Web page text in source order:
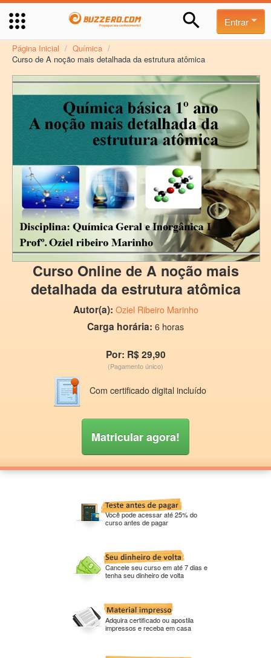
Entrar
Página Inicial / Química /
Curso de A noção mais detalhada da estrutura atômica
Curso Online de A noção mais
detalhada da estrutura atômica
Autor(a): Oziel Ribeiro Marinho
Carga horária: 6 horas
Por: R$ 29,90
(Pagamento único)
Com certificado digital incluído
Matricular agora!
Você pode acessar até 25% do
curso antes de pagar
Cancele seu curso em até 7 dias e
tenha seu dinheiro de volta
Adquira certificado ou apostila
impressos e receba em casa